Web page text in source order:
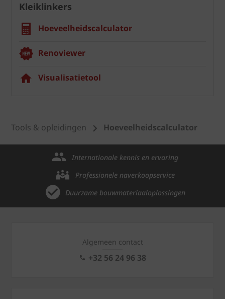
Kleiklinkers
Hoeveelheidscalculator
Renoviewer
Visualisatietool
Tools & opleidingen Hoeveelheidscalculator
Internationale kennis en ervaring
Professionele naverkoopservice
Duurzame bouwmateriaaloplossingen
Algemeen contact
+32 56 24 96 38